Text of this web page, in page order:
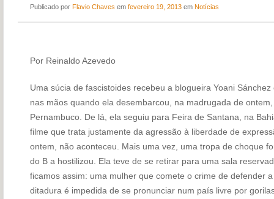
Publicado por Flavio Chaves em fevereiro 19, 2013em Notícias
Por Reinaldo Azevedo
Uma súcia de fascistoides recebeu a blogueira Yoani
nas mãos quando ela desembarcou, na madrugada de
Pernambuco. De lá, ela seguiu para Feira de Santana, na
filme que trata justamente da agressão à liberdade de
ontem, não aconteceu. Mais uma vez, uma tropa de choque
do B a hostilizou. Ela teve de se retirar para uma sala
ficamos assim: uma mulher que comete o crime de defender
ditadura é impedida de se pronunciar num país livre por